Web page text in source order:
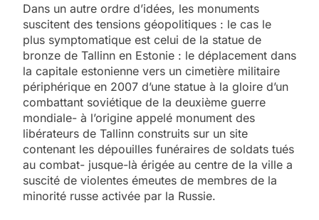
Dans un autre ordre d’idées, les monuments
suscitent des tensions géopolitiques : le cas le
plus symptomatique est celui de la statue de
bronze de Tallinn en Estonie : le déplacement dans
la capitale estonienne vers un cimetière militaire
périphérique en 2007 d’une statue à la gloire d’un
combattant soviétique de la deuxième guerre
mondiale- à l’origine appelé monument des
libérateurs de Tallinn construits sur un site
contenant les dépouilles funéraires de soldats tués
au combat- jusque-là érigée au centre de la ville a
suscité de violentes émeutes de membres de la
minorité russe activée par la Russie.